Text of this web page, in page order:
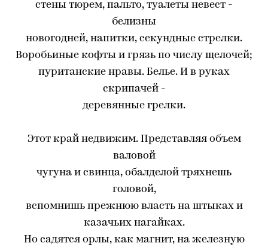
стены тюрем, пальто, туалеты невест -
белизны
новогодней, напитки, секундные стрелки.
Воробьиные кофты и грязь по числу щелочей;
пуританские нравы. Белье. И в руках
скрипачей -
деревянные грелки.
Этот край недвижим. Представляя объем
валовой
чугуна и свинца, обалделой тряхнешь
головой,
вспомнишь прежнюю власть на штыках и
казачьих нагайках.
Но садятся орлы, как магнит, на железную